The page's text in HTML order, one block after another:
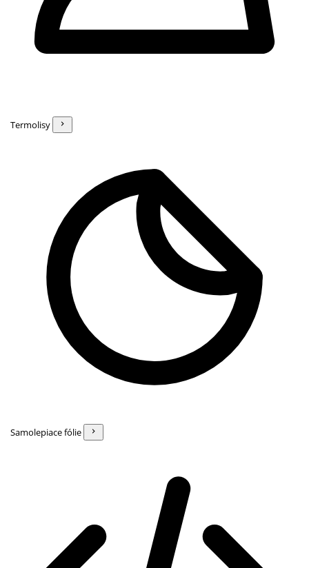
Termolisy
Samolepiace fólie